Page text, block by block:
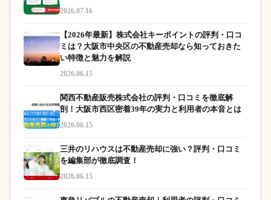
2026.07.16
【2026年最新】株式会社キーポイントの評判・口コ
ミは？大阪市中央区の不動産売却なら知っておきた
い特徴と魅力を解説
2026.06.15
関西不動産販売株式会社の評判・口コミを徹底解
剖！大阪市西区密着39年の実力と利用者の本音とは
2026.06.15
三井のリハウスは不動産売却に強い？評判・口コミ
を編集部が徹底調査！
2026.06.15